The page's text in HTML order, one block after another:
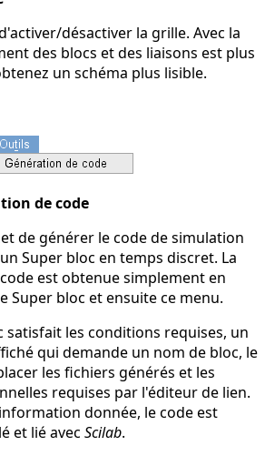
désactiver la grille. Avec la
des blocs et des liaisons est plus
un schéma plus lisible.
de code
de générer le code de simulation
Super bloc en temps discret. La
est obtenue simplement en
Super bloc et ensuite ce menu.
satisfait les conditions requises, un
qui demande un nom de bloc, le
les fichiers générés et les
requises par l'éditeur de lien.
donnée, le code est
et lié avec Scilab.